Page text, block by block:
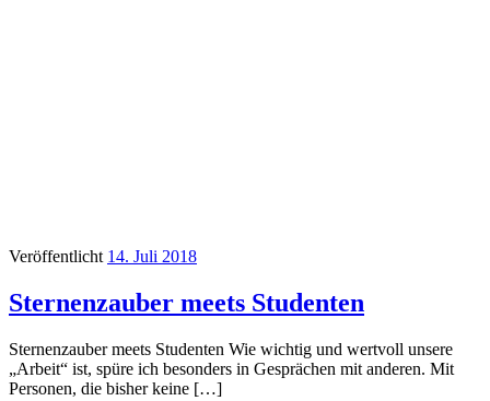
Veröffentlicht 14. Juli 2018
Sternenzauber meets Studenten
Sternenzauber meets Studenten Wie wichtig und wertvoll unsere
„Arbeit“ ist, spüre ich besonders in Gesprächen mit anderen. Mit
Personen, die bisher keine […]